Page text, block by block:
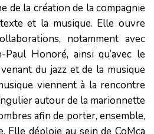
de la création de la compagnie
et la musique. Elle ouvre
notamment avec
Paul Honoré, ainsi qu’avec le
du jazz et de la musique
viennent à la rencontre
autour de la marionnette
afin de porter, ensemble,
Elle déploie au sein de CoMca